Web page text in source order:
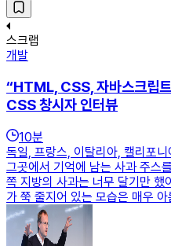
스크랩
개발
“HTML, CSS, 자바스크립
CSS 창시자 인터뷰
10분
독일, 프랑스, 이탈리아, 캘리포
그곳에서 기억에 남는 사과 주스
쪽 지방의 사과는 너무 달기만 했
가 쭉 줄지어 있는 모습은 매우